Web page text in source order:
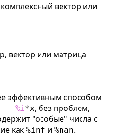
вектор или
вектор или матрица
эффективным способом
= %i*x, без проблем,
"особые" числа с
как %inf и %nan.